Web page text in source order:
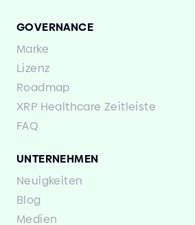
GOVERNANCE
Marke
Lizenz
Roadmap
XRP Healthcare Zeitleiste
FAQ
UNTERNEHMEN
Neuigkeiten
Blog
Medien